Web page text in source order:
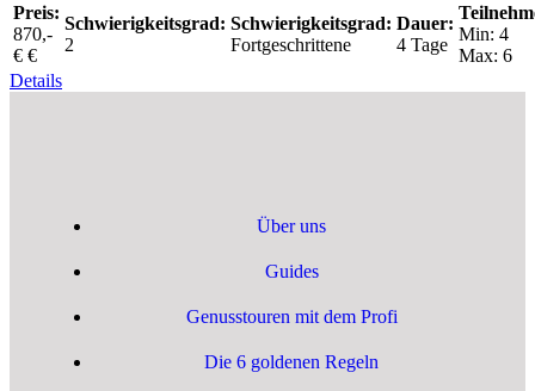
Preis:
870,-
€ €
Schwierigkeitsgrad:
2
Schwierigkeitsgrad:
Fortgeschrittene
Dauer:
4 Tage
Min: 4
Max: 6
Details
Über uns
Guides
Genusstouren mit dem Profi
Die 6 goldenen Regeln